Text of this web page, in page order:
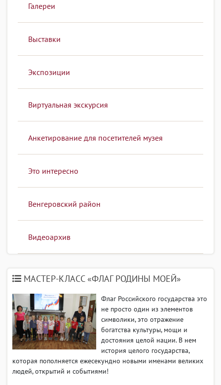
Галереи
Выставки
Экспозиции
Виртуальная экскурсия
Анкетирование для посетителей музея
Это интересно
Венгеровский район
Видеоархив
МАСТЕР-КЛАСС «ФЛАГ РОДИНЫ МОЕЙ»
Флаг Российского государства это
не просто один из элементов
символики, это отражение
богатства культуры, мощи и
достояния целой нации. В нем
история целого государства,
которая пополняется ежесекундно новыми именами великих
людей, открытий и событиями!